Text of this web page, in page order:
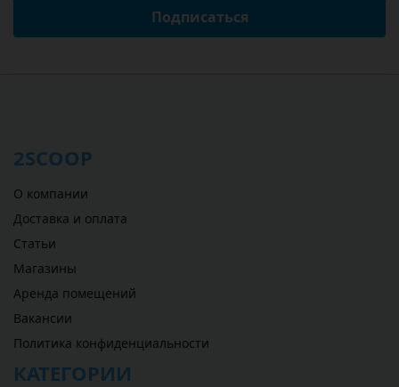
Подписаться
2SCOOP
О компании
Доставка и оплата
Статьи
Магазины
Аренда помещений
Вакансии
Политика конфиденциальности
КАТЕГОРИИ